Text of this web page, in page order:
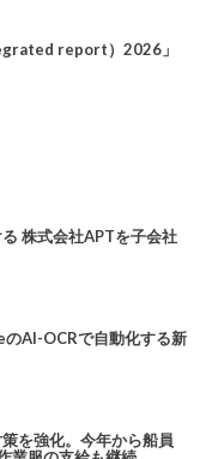
report）2026」
株式会社APTを子会社
AI-OCRで自動化する新
を強化。今年から船員